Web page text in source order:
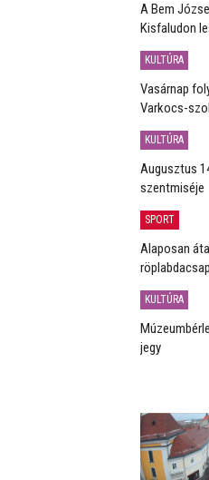
A Bem
Kisfaludon
KULTÚRA
Vasárnap
Varkocs-
KULTÚRA
Augusztus
szentmiséje
SPORT
Alaposan
KULTÚRA
jegy